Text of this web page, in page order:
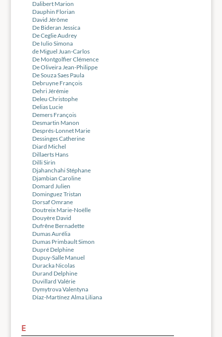
Dalibert Marion
Dauphin Florian
David Jérôme
De Bideran Jessica
De Ceglie Audrey
De Iulio Simona
de Miguel Juan-Carlos
De Montgolfier Clémence
De Oliveira Jean-Philippe
De Souza Saes Paula
Debruyne François
Dehri Jérémie
Deleu Christophe
Delias Lucie
Demers François
Desmartin Manon
Després-Lonnet Marie
Dessinges Catherine
Diard Michel
Dillaerts Hans
Dilli Sirin
Djahanchahi Stéphane
Djambian Caroline
Domard Julien
Dominguez Tristan
Dorsaf Omrane
Doutreix Marie-Noëlle
Douyère David
Dufrêne Bernadette
Dumas Aurélia
Dumas Primbault Simon
Dupré Delphine
Dupuy-Salle Manuel
Duracka Nicolas
Durand Delphine
Duvillard Valérie
Dymytrova Valentyna
Díaz-Martínez Alma Liliana
E